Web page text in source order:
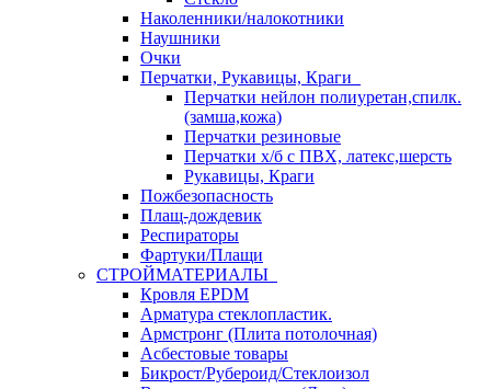
Наколенники/налокотники
Наушники
Очки
Перчатки, Рукавицы, Краги
Перчатки нейлон полиуретан,спилк.
(замша,кожа)
Перчатки резиновые
Перчатки х/б с ПВХ, латекс,шерсть
Рукавицы, Краги
Пожбезопасность
Плащ-дождевик
Респираторы
Фартуки/Плащи
СТРОЙМАТЕРИАЛЫ
Кровля ЕРDM
Арматура стеклопластик.
Армстронг (Плита потолочная)
Асбестовые товары
Бикрост/Рубероид/Стеклоизол